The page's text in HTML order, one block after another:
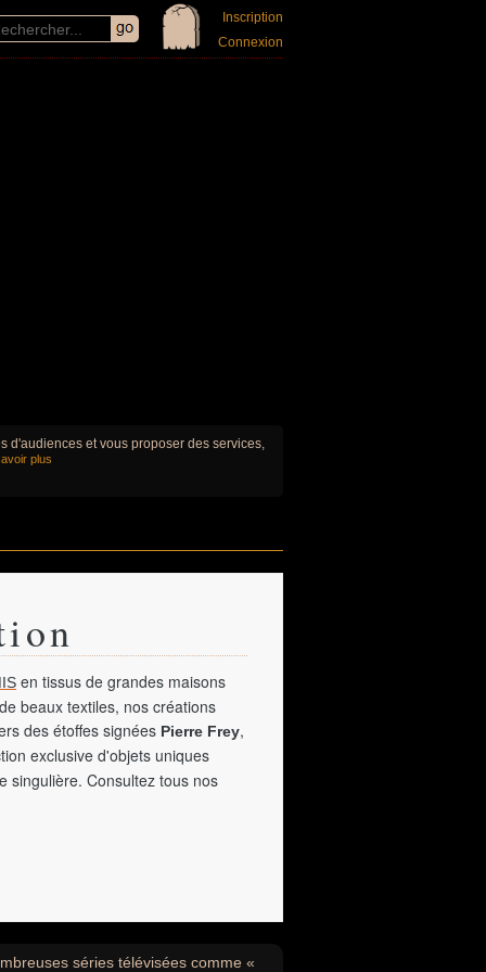
Inscription
Connexion
d'audiences et vous proposer des services,
plus
en tissus de grandes maisons
beaux textiles, nos créations
des étoffes signées Pierre Frey,
exclusive d'objets uniques
singulière. Consultez tous nos
séries télévisées comme «